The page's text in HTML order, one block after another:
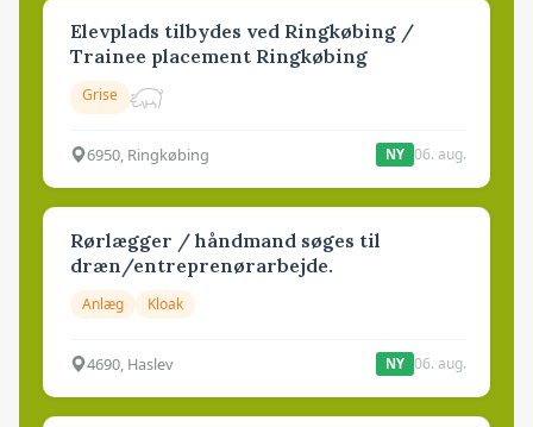
Elevplads tilbydes ved Ringkøbing /
Trainee placement Ringkøbing
Grise
6950, Ringkøbing NY 06. aug.
Rørlægger / håndmand søges til
dræn/entreprenørarbejde.
Anlæg Kloak
4690, Haslev NY 06. aug.